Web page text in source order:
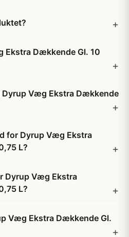
Ekstra Dækkende Gl. 10
Væg Ekstra Dækkende
for Dyrup Væg Ekstra
L?
Dyrup Væg Ekstra
L?
Væg Ekstra Dækkende Gl.